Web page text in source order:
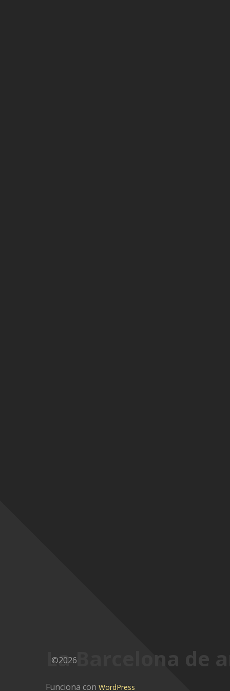
La Barcelona de
©2026
Funciona con WordPress